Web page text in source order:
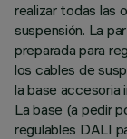
realizar todas las
suspensión. La
preparada para
los cables de
la base accesoria
La base (a pedir
regulables DALI